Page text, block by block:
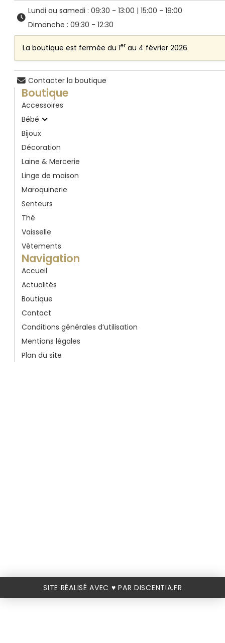
Lundi au samedi : 09:30 - 13:00 | 15:00 - 19:00
Dimanche : 09:30 - 12:30
La boutique est fermée du 1er au 4 février 2026
Contacter la boutique
Boutique
Accessoires
Bébé
Bijoux
Décoration
Laine & Mercerie
Linge de maison
Maroquinerie
Senteurs
Thé
Vaisselle
Vêtements
Navigation
Accueil
Actualités
Boutique
Contact
Conditions générales d’utilisation
Mentions légales
Plan du site
SITE RÉALISÉ AVEC ♥️ PAR DISCENTIA.FR